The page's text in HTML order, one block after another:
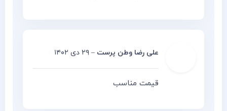
علی رضا وطن پرست – ۲۹ دی ۱۴۰۲
قیمت مناسب